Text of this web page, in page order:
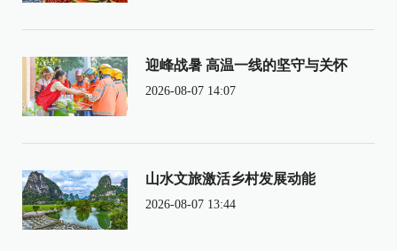
迎峰战暑 高温一线的坚守与关怀
2026-08-07 14:07
山水文旅激活乡村发展动能
2026-08-07 13:44